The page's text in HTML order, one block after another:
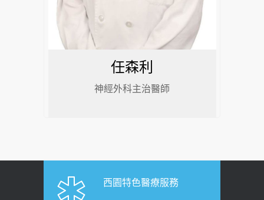
任森利
神經外科主治醫師
西園特色醫療服務